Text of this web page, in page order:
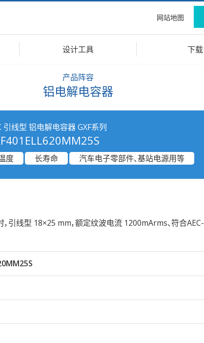
网站地图
设计工具 下载
产品阵容
铝电解电容器
线型 铝电解电容器 GXF系列
度
长寿命 汽车电子零部件、基站电源用等
引线型 18×25 mm，额定纹波电流 1200mArms、符合AEC-